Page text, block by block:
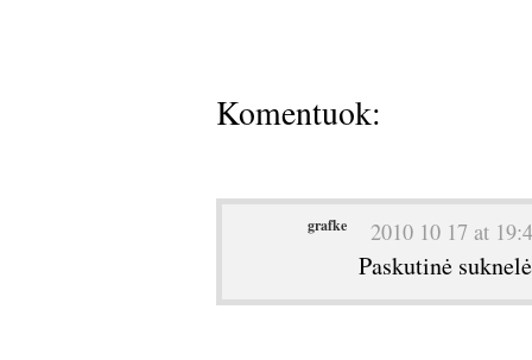
Komentuok:
grafke 2010 10 17 at
Paskutinė